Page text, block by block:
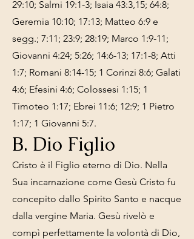
29:10; Salmi 19:1-3; Isaia 43:3,15; 64:8;
Geremia 10:10; 17:13; Matteo 6:9 e
segg.; 7:11; 23:9; 28:19; Marco 1:9-11;
Giovanni 4:24; 5:26; 14:6-13; 17:1-8; Atti
1:7; Romani 8:14-15; 1 Corinzi 8:6; Galati
4:6; Efesini 4:6; Colossesi 1:15; 1
Timoteo 1:17; Ebrei 11:6; 12:9; 1 Pietro
1:17; 1 Giovanni 5:7.
B. Dio Figlio
Cristo è il Figlio eterno di Dio. Nella
Sua incarnazione come Gesù Cristo fu
concepito dallo Spirito Santo e nacque
dalla vergine Maria. Gesù rivelò e
compì perfettamente la volontà di Dio,